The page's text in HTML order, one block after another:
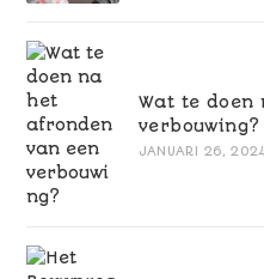
Wat te doen
verbouwing?
JANUARI 26,